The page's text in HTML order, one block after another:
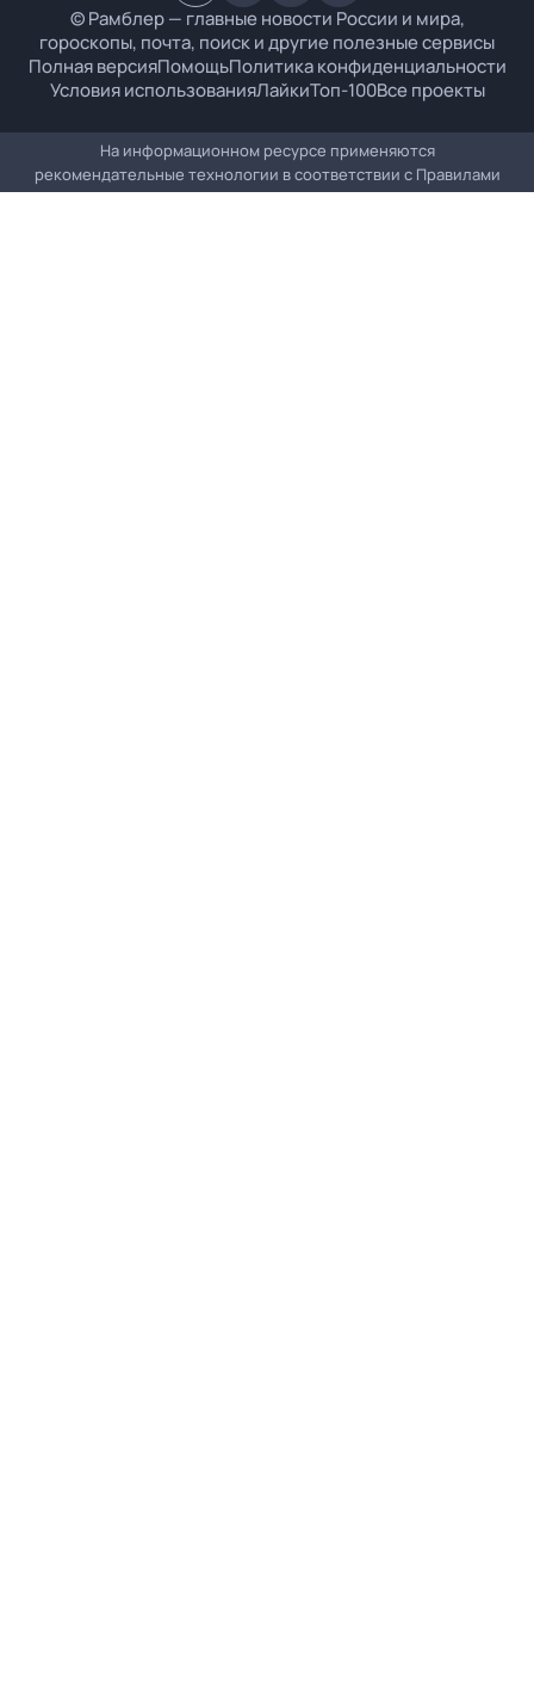
© Рамблер — главные новости России и мира,
гороскопы, почта, поиск и другие полезные сервисы
Полная версияПомощьПолитика конфиденциальности
Условия использованияЛайкиТоп-100Все проекты
На информационном ресурсе применяются
рекомендательные технологии в соответствии с Правилами